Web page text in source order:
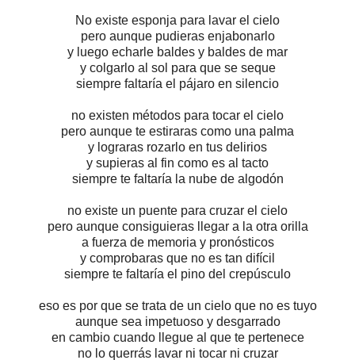
No existe esponja para lavar el cielo
pero aunque pudieras enjabonarlo
y luego echarle baldes y baldes de mar
y colgarlo al sol para que se seque
siempre faltaría el pájaro en silencio
no existen métodos para tocar el cielo
pero aunque te estiraras como una palma
y lograras rozarlo en tus delirios
y supieras al fin como es al tacto
siempre te faltaría la nube de algodón
no existe un puente para cruzar el cielo
pero aunque consiguieras llegar a la otra orilla
a fuerza de memoria y pronósticos
y comprobaras que no es tan difícil
siempre te faltaría el pino del crepúsculo
eso es por que se trata de un cielo que no es tuyo
aunque sea impetuoso y desgarrado
en cambio cuando llegue al que te pertenece
no lo querrás lavar ni tocar ni cruzar